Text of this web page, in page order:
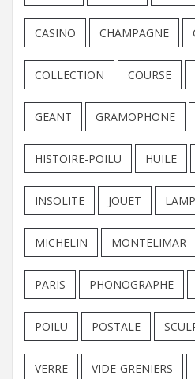
CASINO CHAMPAGNE
COLLECTION COURSE
GEANT GRAMOPHONE
HISTOIRE-POILU HUILE
INSOLITE JOUET
MICHELIN MONTELIMAR
PARIS PHONOGRAPHE
POILU POSTALE
VERRE VIDE-GRENIERS